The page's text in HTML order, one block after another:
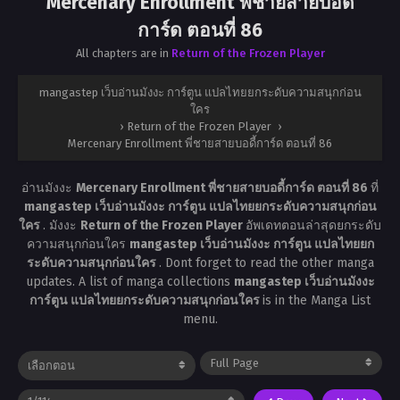
การ์ด ตอนที่ 86
All chapters are in Return of the Frozen Player
mangastep เว็บอ่านมังงะ การ์ตูน แปลไทยยกระดับความสนุกก่อน
ใคร
› Return of the Frozen Player ›
Mercenary Enrollment พี่ชายสายบอดี้การ์ด ตอนที่ 86
อ่านมังงะ Mercenary Enrollment พี่ชายสายบอดี้การ์ด ตอนที่ 86 ที่
mangastep เว็บอ่านมังงะ การ์ตูน แปลไทยยกระดับความสนุกก่อน
ใคร . มังงะ Return of the Frozen Player อัพเดทตอนล่าสุดยกระดับ
ความสนุกก่อนใคร mangastep เว็บอ่านมังงะ การ์ตูน แปลไทยยก
ระดับความสนุกก่อนใคร . Dont forget to read the other manga
updates. A list of manga collections mangastep เว็บอ่านมังงะ
การ์ตูน แปลไทยยกระดับความสนุกก่อนใครis in the Manga List
menu.